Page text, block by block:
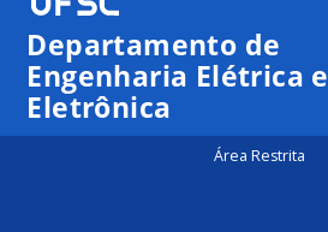
Departamento de
Engenharia Elétrica e
Eletrônica
Área Restrita